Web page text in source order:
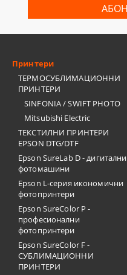
Принтери
ТЕРМОСУБЛИМАЦИОННИ
ПРИНТЕРИ
SINFONIA / SWIFT PHOTO
Mitsubishi Electric
ТЕКСТИЛНИ ПРИНТЕРИ
EPSON DTG/DTF
Epson SureLab D - дигитални
фотомашини
Epson L-серия икономични
фотопринтери
Epson SureColor P -
професионални
фотопринтери
Epson SureColor F -
СУБЛИМАЦИОННИ
ПРИНТЕРИ